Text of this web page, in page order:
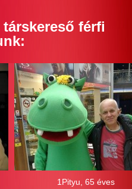
férfi
1Pityu, 65 éves